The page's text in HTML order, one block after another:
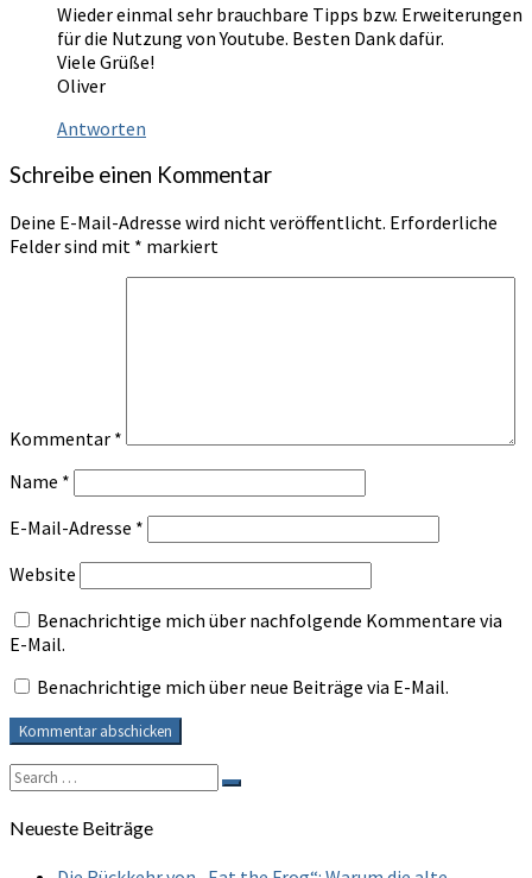
Wieder einmal sehr brauchbare Tipps bzw. Erweiterungen
für die Nutzung von Youtube. Besten Dank dafür.
Viele Grüße!
Oliver
Antworten
Schreibe einen Kommentar
Deine E-Mail-Adresse wird nicht veröffentlicht. Erforderliche
Felder sind mit * markiert
Kommentar *
Name *
E-Mail-Adresse *
Website
Benachrichtige mich über nachfolgende Kommentare via
E-Mail.
Benachrichtige mich über neue Beiträge via E-Mail.
Search
for:
Search
Neueste Beiträge